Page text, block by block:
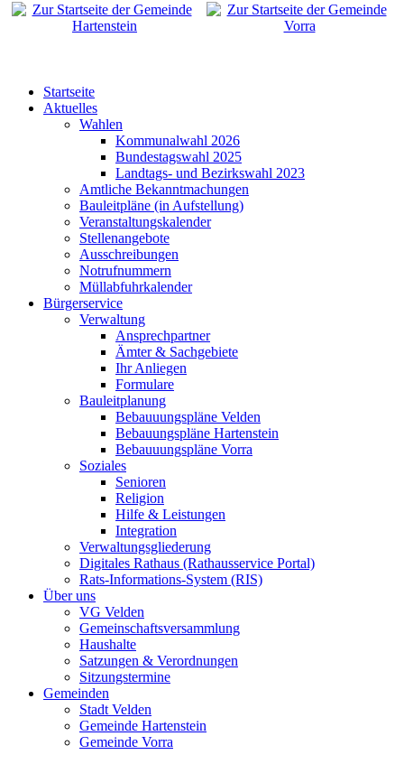
Startseite
Aktuelles
Wahlen
Kommunalwahl 2026
Bundestagswahl 2025
Landtags- und Bezirkswahl 2023
Amtliche Bekanntmachungen
Bauleitpläne (in Aufstellung)
Veranstaltungskalender
Stellenangebote
Ausschreibungen
Notrufnummern
Müllabfuhrkalender
Bürgerservice
Verwaltung
Ansprechpartner
Ämter & Sachgebiete
Ihr Anliegen
Formulare
Bauleitplanung
Bebauuungspläne Velden
Bebauungspläne Hartenstein
Bebauuungspläne Vorra
Soziales
Senioren
Religion
Hilfe & Leistungen
Integration
Verwaltungsgliederung
Digitales Rathaus (Rathausservice Portal)
Rats-Informations-System (RIS)
Über uns
VG Velden
Gemeinschaftsversammlung
Haushalte
Satzungen & Verordnungen
Sitzungstermine
Gemeinden
Stadt Velden
Gemeinde Hartenstein
Gemeinde Vorra